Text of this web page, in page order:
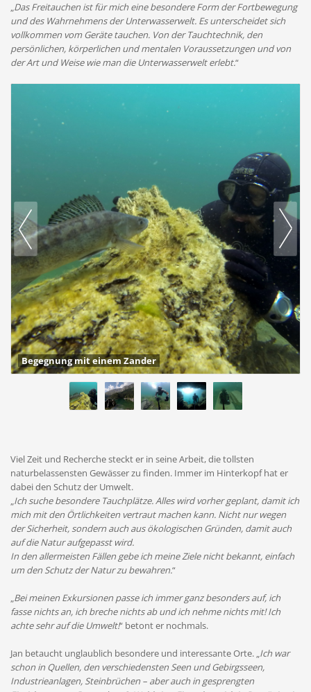
„Das Freitauchen ist für mich eine besondere Form der Fortbewegung
und des Wahrnehmens der Unterwasserwelt. Es unterscheidet sich
vollkommen vom Geräte tauchen. Von der Tauchtechnik, den
persönlichen, körperlichen und mentalen Voraussetzungen und von
der Art und Weise wie man die Unterwasserwelt erlebt.“
Begegnung mit einem Zander
Viel Zeit und Recherche steckt er in seine Arbeit, die tollsten
naturbelassensten Gewässer zu finden. Immer im Hinterkopf hat er
dabei den Schutz der Umwelt.
„Ich suche besondere Tauchplätze. Alles wird vorher geplant, damit ich
mich mit den Örtlichkeiten vertraut machen kann. Nicht nur wegen
der Sicherheit, sondern auch aus ökologischen Gründen, damit auch
auf die Natur aufgepasst wird.
In den allermeisten Fällen gebe ich meine Ziele nicht bekannt, einfach
um den Schutz der Natur zu bewahren.“
„Bei meinen Exkursionen passe ich immer ganz besonders auf, ich
fasse nichts an, ich breche nichts ab und ich nehme nichts mit! Ich
achte sehr auf die Umwelt!“ betont er nochmals.
Jan betaucht unglaublich besondere und interessante Orte. „Ich war
schon in Quellen, den verschiedensten Seen und Gebirgsseen,
Industrieanlagen, Steinbrüchen – aber auch in gesprengten